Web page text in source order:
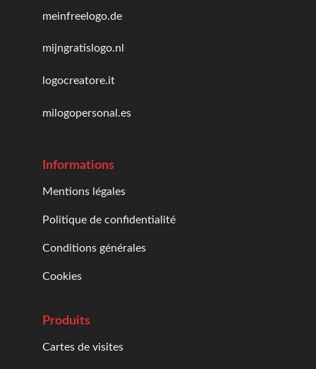
Informations
Mentions légales
Politique de confidentialité
Conditions générales
Cookies
Produits
Cartes de visites
meinfreelogo.de
mijngratislogo.nl
logocreatore.it
milogopersonal.es